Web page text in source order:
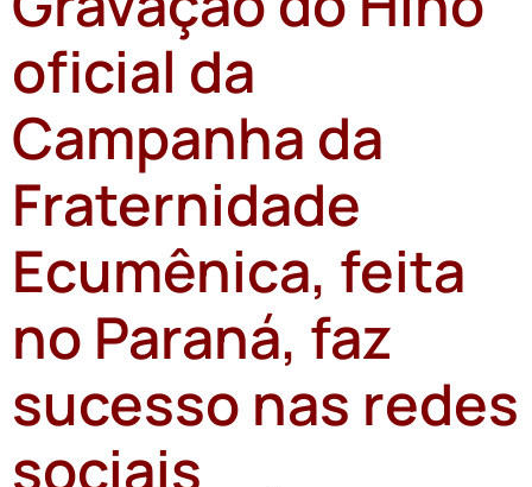
oficial da
Campanha da
Fraternidade
Ecumênica, feita
no Paraná, faz
sucesso nas redes
sociais